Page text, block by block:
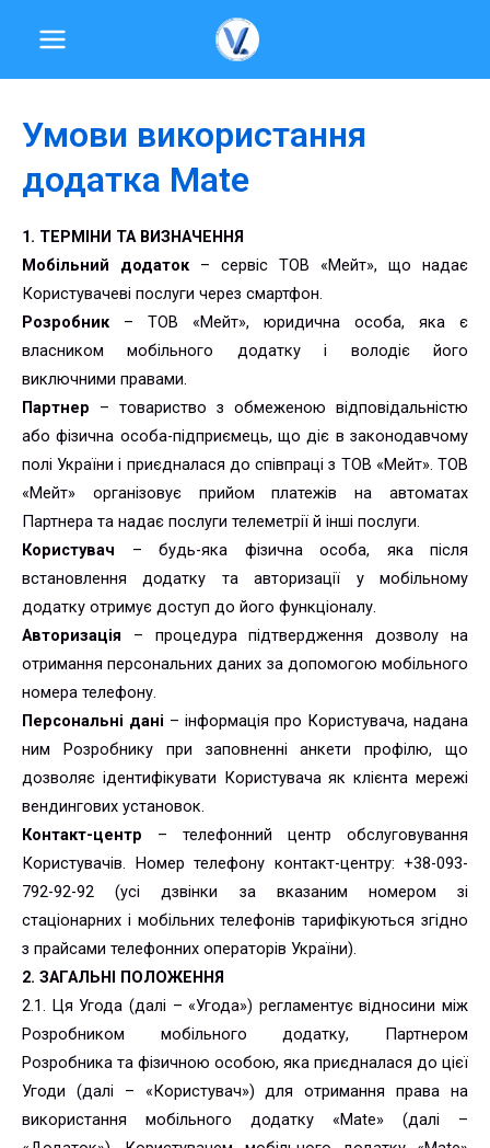
Умови використання
додатка Mate
1. ТЕРМІНИ ТА ВИЗНАЧЕННЯ
Мобільний додаток – сервіс ТОВ «Мейт», що надає
Користувачеві послуги через смартфон.
Розробник – ТОВ «Мейт», юридична особа, яка є
власником мобільного додатку і володіє його
виключними правами.
Партнер – товариство з обмеженою відповідальністю
або фізична особа-підприємець, що діє в законодавчому
полі України і приєдналася до співпраці з ТОВ «Мейт». ТОВ
«Мейт» організовує прийом платежів на автоматах
Партнера та надає послуги телеметрії й інші послуги.
Користувач – будь-яка фізична особа, яка після
встановлення додатку та авторизації у мобільному
додатку отримує доступ до його функціоналу.
Авторизація – процедура підтвердження дозволу на
отримання персональних даних за допомогою мобільного
номера телефону.
Персональні дані – інформація про Користувача, надана
ним Розробнику при заповненні анкети профілю, що
дозволяє ідентифікувати Користувача як клієнта мережі
вендингових установок.
Контакт-центр – телефонний центр обслуговування
Користувачів. Номер телефону контакт-центру: +38-093-
792-92-92 (усі дзвінки за вказаним номером зі
стаціонарних і мобільних телефонів тарифікуються згідно
з прайсами телефонних операторів України).
2. ЗАГАЛЬНІ ПОЛОЖЕННЯ
2.1. Ця Угода (далі – «Угода») регламентує відносини між
Розробником мобільного додатку, Партнером
Розробника та фізичною особою, яка приєдналася до цієї
Угоди (далі – «Користувач») для отримання права на
використання мобільного додатку «Mate» (далі –